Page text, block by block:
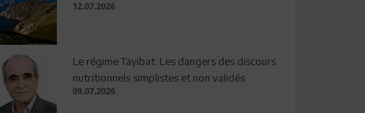
12.07.2026
Le régime Tayibat: Les dangers des discours
nutritionnels simplistes et non validés
09.07.2026